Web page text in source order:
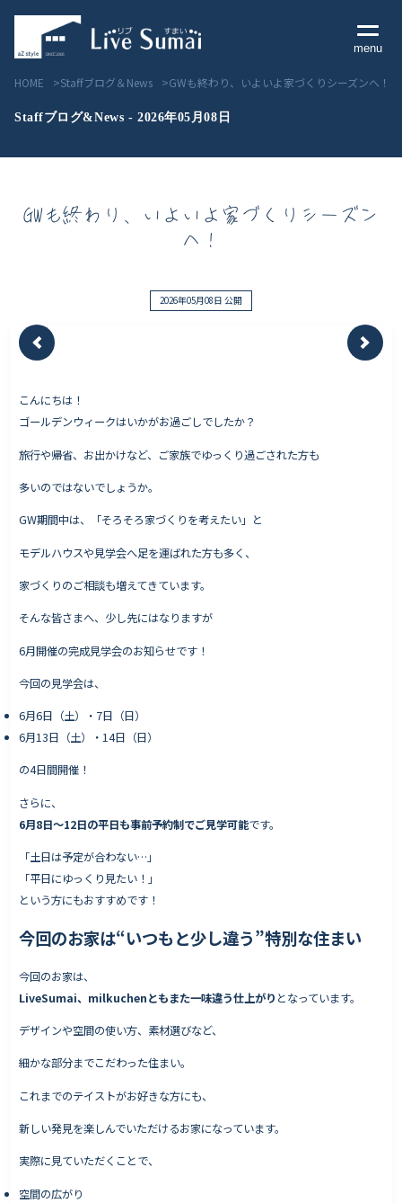
menu
Livesumai 住宅標準性能
物件情報
Works - 施工実績
オーナー様の声
会社情報
代表挨拶
スタッフ紹介
会社概要
Staff ブログ&News
HOME Staffブログ＆News GWも終わり、いよいよ家づくりシーズンへ！
Staffブログ&News - 2026年05月08日
GWも終わり、いよいよ家づくりシーズン
へ！
2026年05月08日 公開
こんにちは！
ゴールデンウィークはいかがお過ごしでしたか？
旅行や帰省、お出かけなど、ご家族でゆっくり過ごされた方も
多いのではないでしょうか。
GW期間中は、「そろそろ家づくりを考えたい」と
モデルハウスや見学会へ足を運ばれた方も多く、
家づくりのご相談も増えてきています。
そんな皆さまへ、少し先にはなりますが
6月開催の完成見学会のお知らせです！
今回の見学会は、
6月6日（土）・7日（日）
6月13日（土）・14日（日）
の4日間開催！
さらに、
6月8日〜12日の平日も事前予約制でご見学可能です。
「土日は予定が合わない…」
「平日にゆっくり見たい！」
という方にもおすすめです！
今回のお家は“いつもと少し違う”特別な住まい
今回のお家は、
LiveSumai、milkuchenともまた一味違う仕上がり となっています。
デザインや空間の使い方、素材選びなど、
細かな部分までこだわった住まい。
これまでのテイストがお好きな方にも、
新しい発見を楽しんでいただけるお家になっています。
実際に見ていただくことで、
空間の広がり